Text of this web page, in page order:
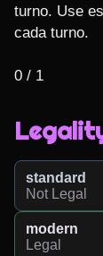
turno. Use
cada turno.
0 / 1
standard
Not Legal
modern
Legal